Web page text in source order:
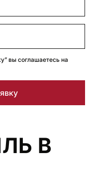
вы соглашаетесь на
В